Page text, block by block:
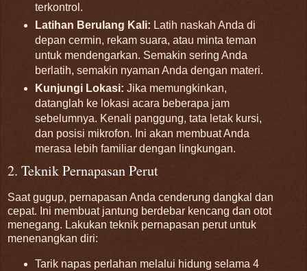
terkontrol.
Latihan Berulang Kali: Latih naskah Anda di
depan cermin, rekam suara, atau minta teman
untuk mendengarkan. Semakin sering Anda
berlatih, semakin nyaman Anda dengan materi.
Kunjungi Lokasi: Jika memungkinkan,
datanglah ke lokasi acara beberapa jam
sebelumnya. Kenali panggung, tata letak kursi,
dan posisi mikrofon. Ini akan membuat Anda
merasa lebih familiar dengan lingkungan.
2. Teknik Pernapasan Perut
Saat gugup, pernapasan Anda cenderung dangkal dan
cepat. Ini membuat jantung berdebar kencang dan otot
menegang. Lakukan teknik pernapasan perut untuk
menenangkan diri:
Tarik napas perlahan melalui hidung selama 4